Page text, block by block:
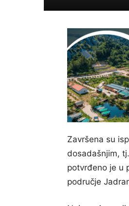
Završena su
dosadašnjim,
potvrđeno je u
područje